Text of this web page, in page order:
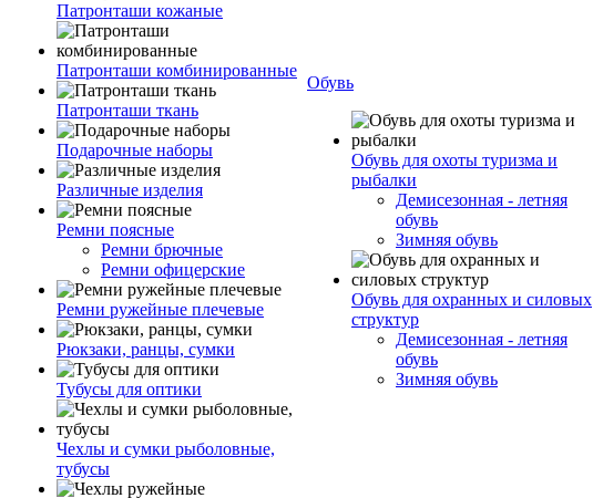
Патронташи кожаные
Патронташи комбинированные
Патронташи ткань
Подарочные наборы
Различные изделия
Ремни поясные
Ремни брючные
Ремни офицерские
Ремни ружейные плечевые
Рюкзаки, ранцы, сумки
Тубусы для оптики
Чехлы и сумки рыболовные,
тубусы
Обувь
Обувь для охоты туризма и
рыбалки
Демисезонная - летняя
обувь
Зимняя обувь
Обувь для охранных и силовых
структур
Демисезонная - летняя
обувь
Зимняя обувь